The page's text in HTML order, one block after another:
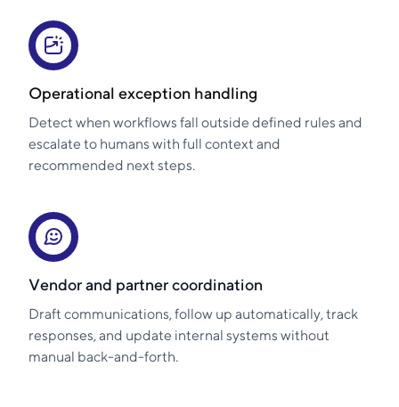
Operational exception handling
Detect when workflows fall outside defined rules and
escalate to humans with full context and
recommended next steps.
Vendor and partner coordination
Draft communications, follow up automatically, track
responses, and update internal systems without
manual back-and-forth.